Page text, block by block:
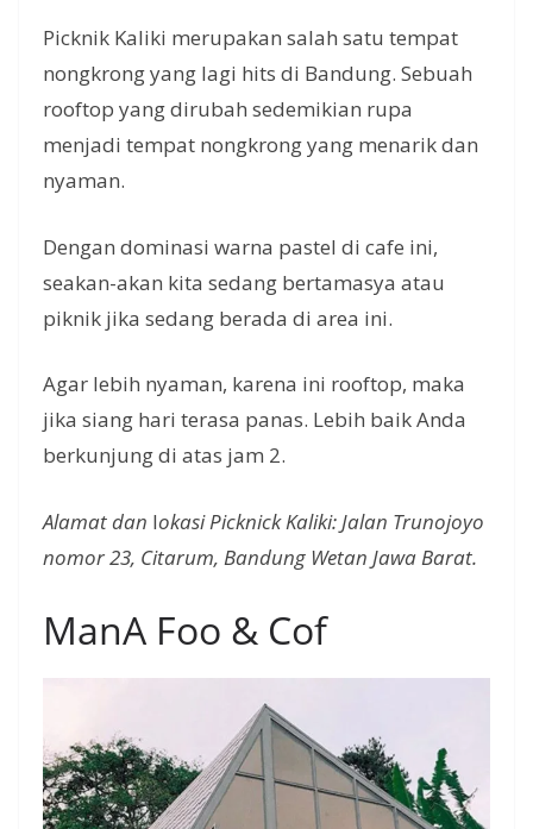
Picknik Kaliki merupakan salah satu tempat
nongkrong yang lagi hits di Bandung. Sebuah
rooftop yang dirubah sedemikian rupa
menjadi tempat nongkrong yang menarik dan
nyaman.
Dengan dominasi warna pastel di cafe ini,
seakan-akan kita sedang bertamasya atau
piknik jika sedang berada di area ini.
Agar lebih nyaman, karena ini rooftop, maka
jika siang hari terasa panas. Lebih baik Anda
berkunjung di atas jam 2.
Alamat dan lokasi Picknick Kaliki: Jalan Trunojoyo
nomor 23, Citarum, Bandung Wetan Jawa Barat.
ManA Foo & Cof